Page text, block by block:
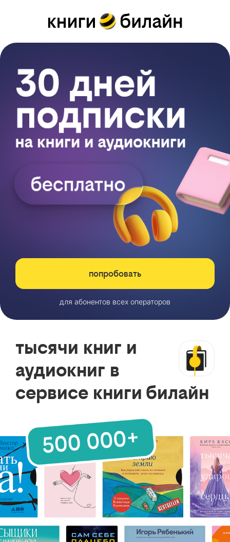
попробовать
для абонентов всех операторов
тысячи книг и
аудиокниг в
сервисе книги билайн